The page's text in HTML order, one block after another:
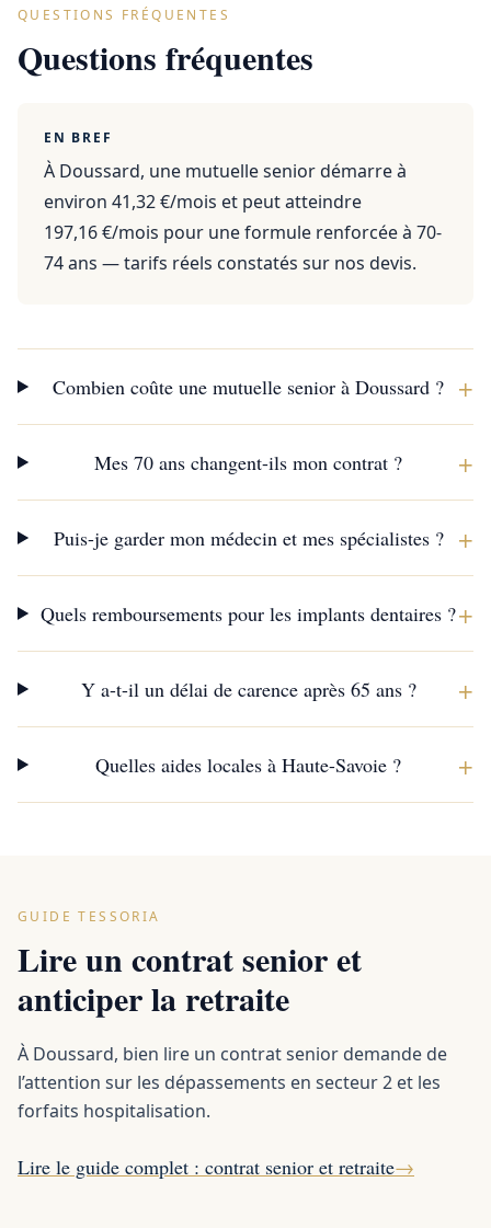
QUESTIONS FRÉQUENTES
Questions fréquentes
EN BREF
À Doussard, une mutuelle senior démarre à
environ 41,32 €/mois et peut atteindre
197,16 €/mois pour une formule renforcée à 70-
74 ans — tarifs réels constatés sur nos devis.
Combien coûte une mutuelle senior à Doussard ? +
Mes 70 ans changent-ils mon contrat ? +
Puis-je garder mon médecin et mes spécialistes ? +
Quels remboursements pour les implants dentaires ?+
Y a-t-il un délai de carence après 65 ans ? +
Quelles aides locales à Haute-Savoie ? +
GUIDE TESSORIA
Lire un contrat senior et
anticiper la retraite
À Doussard, bien lire un contrat senior demande de
l’attention sur les dépassements en secteur 2 et les
forfaits hospitalisation.
Lire le guide complet : contrat senior et retraite→